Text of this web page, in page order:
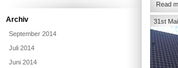
Read
31st
Archiv
September 2014
Juli 2014
Juni 2014